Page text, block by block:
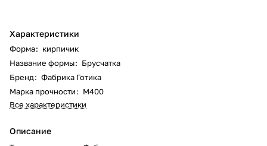
Характеристики
Форма: кирпичик
Название формы: Брусчатка
Бренд: Фабрика Готика
Марка прочности: М400
Все характеристики
Описание